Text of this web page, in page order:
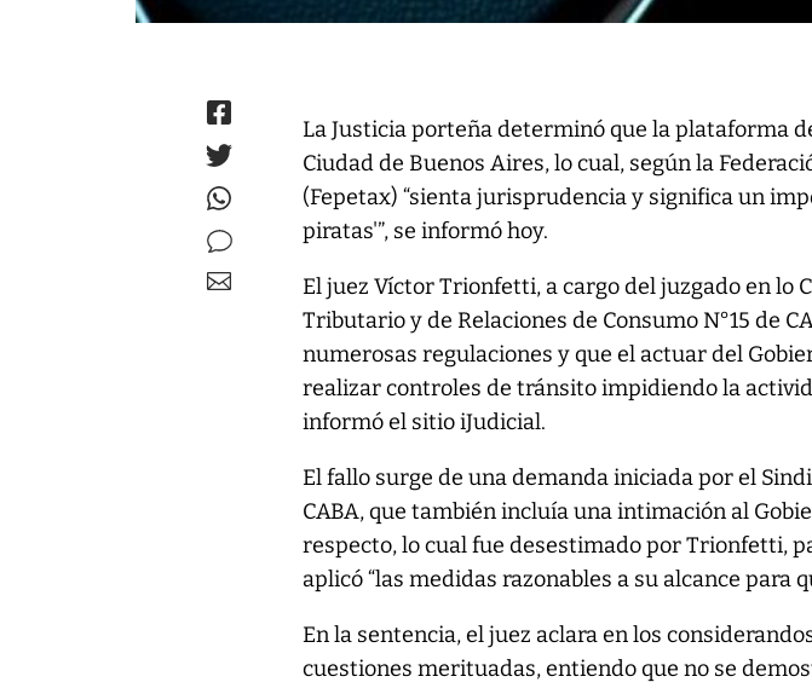
La Justicia porteña determinó que la plataforma
Ciudad de Buenos Aires, lo cual, según la
(Fepetax) “sienta jurisprudencia y significa un
piratas'”, se informó hoy.
El juez Víctor Trionfetti, a cargo del juzgado en lo
Tributario y de Relaciones de Consumo N°15 de
numerosas regulaciones y que el actuar del
realizar controles de tránsito impidiendo la
informó el sitio iJudicial.
El fallo surge de una demanda iniciada por el
CABA, que también incluía una intimación al
respecto, lo cual fue desestimado por Trionfetti,
aplicó “las medidas razonables a su alcance para
En la sentencia, el juez aclara en los
cuestiones merituadas, entiendo que no se